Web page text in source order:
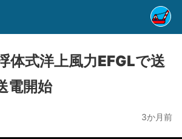
体式洋上風力EFGLで送
電開始
3か月前